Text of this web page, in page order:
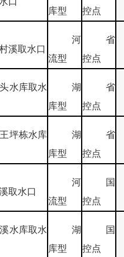
库型
控点
溪取水口
河
流型
省
控点
水库取水
湖
库型
省
控点
坪栋水库
湖
库型
省
控点
取水口
河
流型
国
控点
水库取水
湖
库型
国
控点